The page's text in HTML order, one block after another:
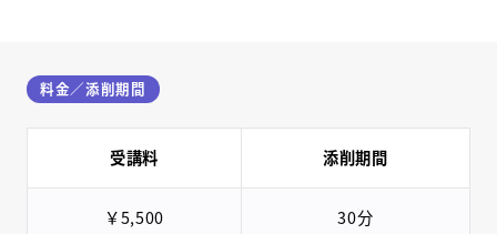
料金／添削期間
受講料 添削期間
￥5,500 30分